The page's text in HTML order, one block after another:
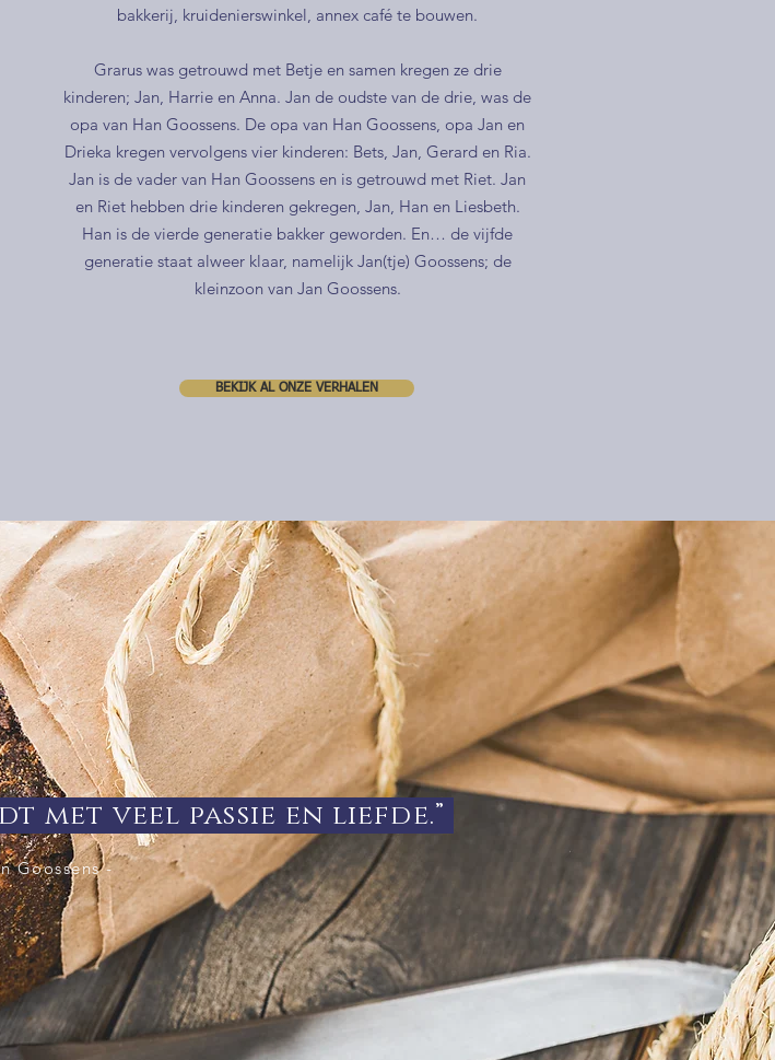
bakkerij, kruidenierswinkel, annex café te bouwen.
Grarus was getrouwd met Betje en samen kregen ze drie
kinderen; Jan, Harrie en Anna. Jan de oudste van de drie, was de
opa van Han Goossens. De opa van Han Goossens, opa Jan en
Drieka kregen vervolgens vier kinderen: Bets, Jan, Gerard en Ria.
Jan is de vader van Han Goossens en is getrouwd met Riet. Jan
en Riet hebben drie kinderen gekregen, Jan, Han en Liesbeth.
Han is de vierde generatie bakker geworden. En… de vijfde
generatie staat alweer klaar, namelijk Jan(tje) Goossens; de
kleinzoon van Jan Goossens.
BEKIJK AL ONZE VERHALEN
met veel passie en liefde.”
Goossens -